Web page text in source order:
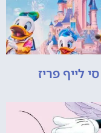
לייף פריז